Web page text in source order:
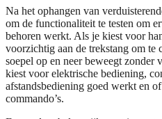
Na het ophangen van
om de functionaliteit te testen om
behoren werkt. Als je kiest voor
voorzichtig aan de trekstang om
soepel op en neer beweegt zonder
kiest voor elektrische bediening,
afstandsbediening goed werkt en
commando’s.